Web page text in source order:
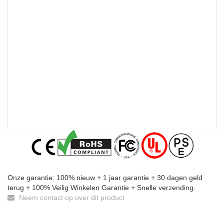
Onze garantie: 100% nieuw + 1 jaar garantie + 30 dagen geld
terug + 100% Veilig Winkelen Garantie + Snelle verzending.
Neem contact op over dit product